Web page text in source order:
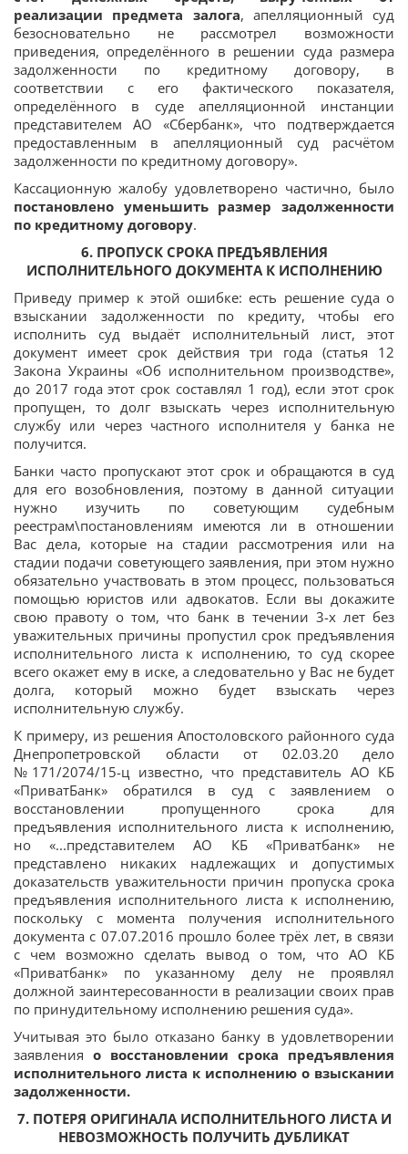
реализации предмета залога, апелляционный суд
безосновательно не рассмотрел возможности
приведения, определённого в решении суда размера
задолженности по кредитному договору, в
соответствии с его фактического показателя,
определённого в суде апелляционной инстанции
представителем АО «Сбербанк», что подтверждается
предоставленным в апелляционный суд расчётом
задолженности по кредитному договору».
Кассационную жалобу удовлетворено частично, было
постановлено уменьшить размер задолженности
по кредитному договору.
6. ПРОПУСК СРОКА ПРЕДЪЯВЛЕНИЯ
ИСПОЛНИТЕЛЬНОГО ДОКУМЕНТА К ИСПОЛНЕНИЮ
Приведу пример к этой ошибке: есть решение суда о
взыскании задолженности по кредиту, чтобы его
исполнить суд выдаёт исполнительный лист, этот
документ имеет срок действия три года (статья 12
Закона Украины «Об исполнительном производстве»,
до 2017 года этот срок составлял 1 год), если этот срок
пропущен, то долг взыскать через исполнительную
службу или через частного исполнителя у банка не
получится.
Банки часто пропускают этот срок и обращаются в суд
для его возобновления, поэтому в данной ситуации
нужно изучить по советующим судебным
реестрам\постановлениям имеются ли в отношении
Вас дела, которые на стадии рассмотрения или на
стадии подачи советующего заявления, при этом нужно
обязательно участвовать в этом процесс, пользоваться
помощью юристов или адвокатов. Если вы докажите
свою правоту о том, что банк в течении 3-х лет без
уважительных причины пропустил срок предъявления
исполнительного листа к исполнению, то суд скорее
всего окажет ему в иске, а следовательно у Вас не будет
долга, который можно будет взыскать через
исполнительную службу.
К примеру, из решения Апостоловского районного суда
Днепропетровской области от 02.03.20 дело
№171/2074/15-ц известно, что представитель АО КБ
«ПриватБанк» обратился в суд с заявлением о
восстановлении пропущенного срока для
предъявления исполнительного листа к исполнению,
но «...представителем АО КБ «Приватбанк» не
представлено никаких надлежащих и допустимых
доказательств уважительности причин пропуска срока
предъявления исполнительного листа к исполнению,
поскольку с момента получения исполнительного
документа с 07.07.2016 прошло более трёх лет, в связи
с чем возможно сделать вывод о том, что АО КБ
«Приватбанк» по указанному делу не проявлял
должной заинтересованности в реализации своих прав
по принудительному исполнению решения суда».
Учитывая это было отказано банку в удовлетворении
заявления о восстановлении срока предъявления
исполнительного листа к исполнению о взыскании
задолженности.
7. ПОТЕРЯ ОРИГИНАЛА ИСПОЛНИТЕЛЬНОГО ЛИСТА И
НЕВОЗМОЖНОСТЬ ПОЛУЧИТЬ ДУБЛИКАТ